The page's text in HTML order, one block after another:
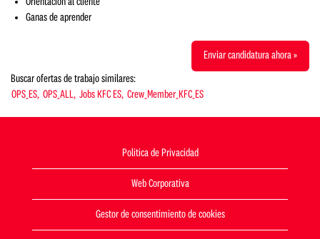
Ganas de aprender
Enviar candidatura ahora »
Buscar ofertas de trabajo similares:
OPS_ES, OPS_ALL, Jobs KFC ES, Crew_Member_KFC_ES
Politica de Privacidad
Web Corporativa
Gestor de consentimiento de cookies